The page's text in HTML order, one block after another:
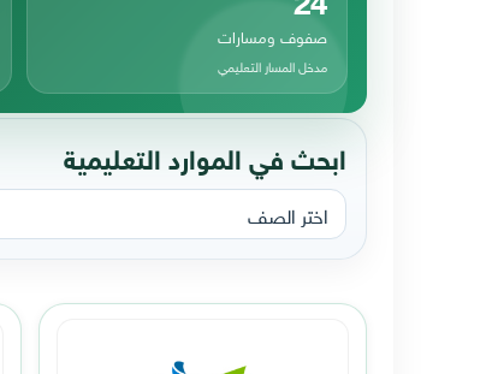
صفوف ومسارات
مدخل المسار التعليمي
ابحث في الموارد التعليمية